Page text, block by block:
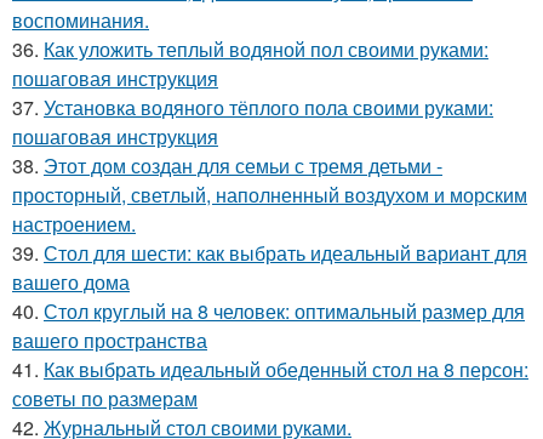
воспоминания.
36. Как уложить теплый водяной пол своими руками:
пошаговая инструкция
37. Установка водяного тёплого пола своими руками:
пошаговая инструкция
38. Этот дом создан для семьи с тремя детьми -
просторный, светлый, наполненный воздухом и морским
настроением.
39. Стол для шести: как выбрать идеальный вариант для
вашего дома
40. Стол круглый на 8 человек: оптимальный размер для
вашего пространства
41. Как выбрать идеальный обеденный стол на 8 персон:
советы по размерам
42. Журнальный стол своими руками.